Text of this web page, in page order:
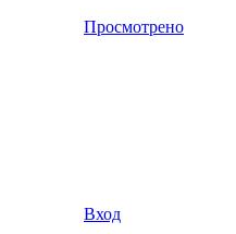
Просмотрено
Вход